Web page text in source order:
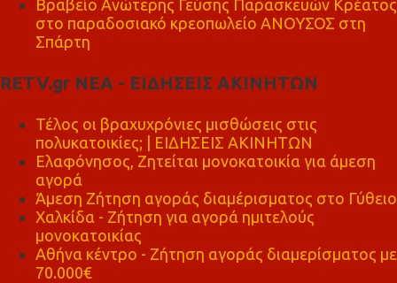
Βραβείο Ανώτερης Γεύσης Παρασκευών Κρέατος
στο παραδοσιακό κρεοπωλείο ΑΝΟΥΣΟΣ στη
Σπάρτη
RETV.gr ΝΕΑ - ΕΙΔΗΣΕΙΣ ΑΚΙΝΗΤΩΝ
Τέλος οι βραχυχρόνιες μισθώσεις στις
πολυκατοικίες; | ΕΙΔΗΣΕΙΣ ΑΚΙΝΗΤΩΝ
Ελαφόνησος, Ζητείται μονοκατοικία για άμεση
αγορά
Άμεση Ζήτηση αγοράς διαμέρισματος στο Γύθειο
Χαλκίδα - Ζήτηση για αγορά ημιτελούς
μονοκατοικίας
Αθήνα κέντρο - Ζήτηση αγοράς διαμερίσματος με
70.000€